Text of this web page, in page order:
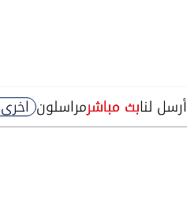
أرسل لنابث مباشرمراسلون اخرى